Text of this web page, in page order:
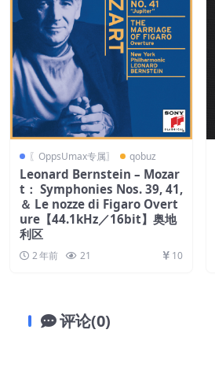
〖OppsUmax专属〗 qobuz
Leonard Bernstein – Mozar
t： Symphonies Nos. 39, 41,
＆ Le nozze di Figaro Overt
ure【44.1kHz／16bit】奥地
利区
2 年前 21 10
评论(0)